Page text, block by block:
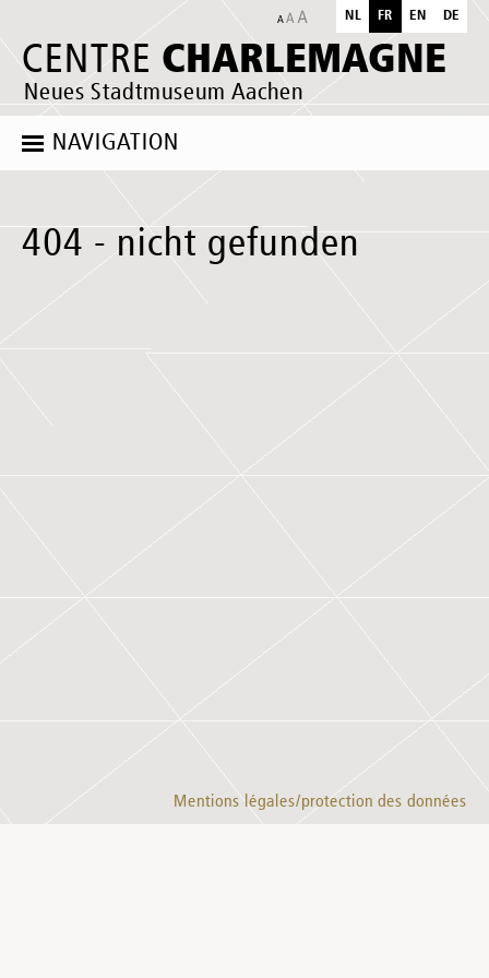
CENTRE CHARLEMAGNE
Neues Stadtmuseum Aachen
NL FR EN DE
NAVIGATION
404 - nicht gefunden
Mentions légales/protection des données